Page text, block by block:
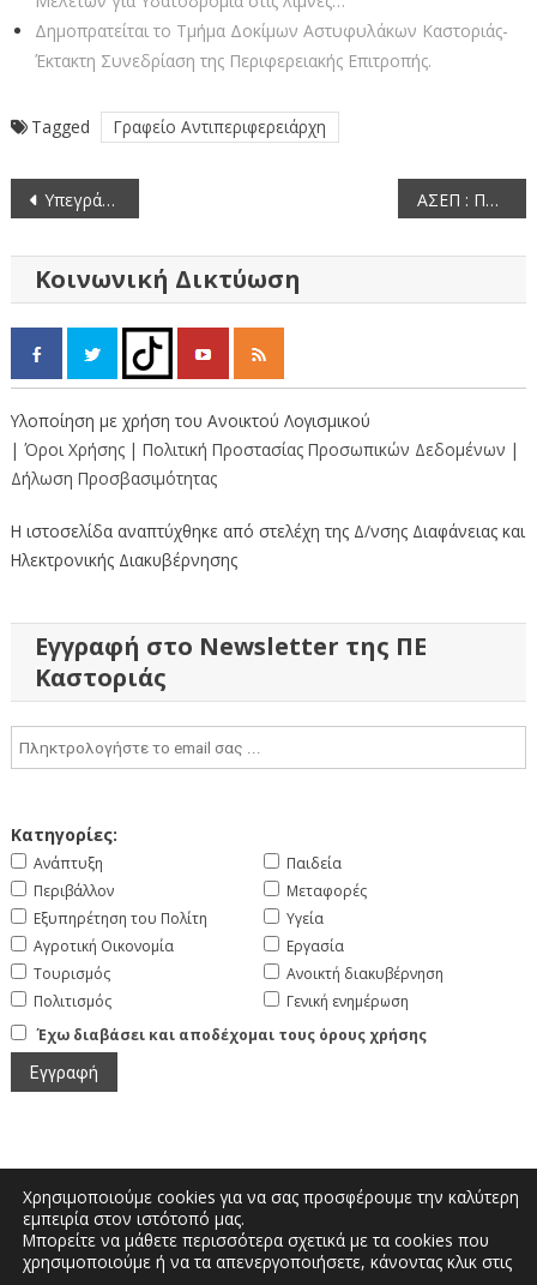
Δημοπρατείται το Τμήμα Δοκίμων Αστυφυλάκων Καστοριάς-
Έκτακτη Συνεδρίαση της Περιφερειακής Επιτροπής.
Tagged Γραφείο Αντιπεριφερειάρχη
Πλοήγηση
Υπεγράφη η Απόφαση για την Οριοθέτηση των Περιοχών και την στεγαστική Συνδρομή των κτίρια που επλήγησαν από χαλαζόπτωση στην Πτεριά και Πτελέα της Π.Ε. Καστοριάς ΑΣΕΠ : Προκήρυξη 3E/2020 Προκήρυξη του Α.Σ.Ε.Π.για την επιλογή έντεκα (11) μελών στην Αρχή Εξέτασης Προδικαστικών Προσφυγών (Α.Ε.Π.Π.)
Κοινωνική Δικτύωση
Υλοποίηση με χρήση του Ανοικτού Λογισμικού
| Όροι Χρήσης | Πολιτική Προστασίας Προσωπικών Δεδομένων |
Δήλωση Προσβασιμότητας
Η ιστοσελίδα αναπτύχθηκε από στελέχη της Δ/νσης Διαφάνειας και
Ηλεκτρονικής Διακυβέρνησης
Εγγραφή στο Newsletter της ΠΕ
Καστοριάς
Κατηγορίες:
Ανάπτυξη
Περιβάλλον
Εξυπηρέτηση του Πολίτη
Αγροτική Οικονομία
Τουρισμός
Πολιτισμός
Παιδεία
Μεταφορές
Υγεία
Εργασία
Ανοικτή διακυβέρνηση
Γενική ενημέρωση
Έχω διαβάσει και αποδέχομαι τους όρους χρήσης
Μεγάλου Αλεξάνδρου και Διοικητηρίου |
Τηλέφωνο: 2467350200 | Email:
Χρησιμοποιούμε cookies για να σας προσφέρουμε την καλύτερη
εμπειρία στον ιστότοπό μας.
Μπορείτε να μάθετε περισσότερα σχετικά με τα cookies που
χρησιμοποιούμε ή να τα απενεργοποιήσετε, κάνοντας κλικ στις